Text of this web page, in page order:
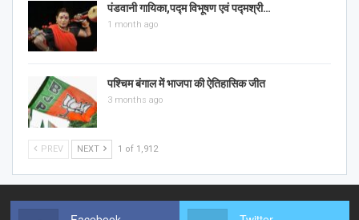
पंडवानी गायिका,पद्म विभूषण एवं पद्मश्री…
1 month ago
पश्चिम बंगाल में भाजपा की ऐतिहासिक जीत
3 months ago
PREV NEXT 1 of 1,912